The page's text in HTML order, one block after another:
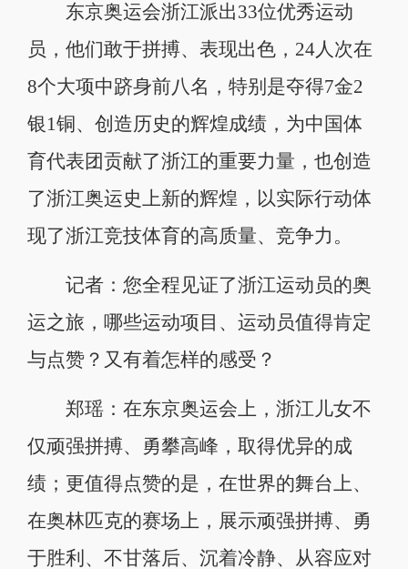
东京奥运会浙江派出33位优秀运动
员，他们敢于拼搏、表现出色，24人次在
8个大项中跻身前八名，特别是夺得7金2
银1铜、创造历史的辉煌成绩，为中国体
育代表团贡献了浙江的重要力量，也创造
了浙江奥运史上新的辉煌，以实际行动体
现了浙江竞技体育的高质量、竞争力。
记者：您全程见证了浙江运动员的奥
运之旅，哪些运动项目、运动员值得肯定
与点赞？又有着怎样的感受？
郑瑶：在东京奥运会上，浙江儿女不
仅顽强拼搏、勇攀高峰，取得优异的成
绩；更值得点赞的是，在世界的舞台上、
在奥林匹克的赛场上，展示顽强拼搏、勇
于胜利、不甘落后、沉着冷静、从容应对